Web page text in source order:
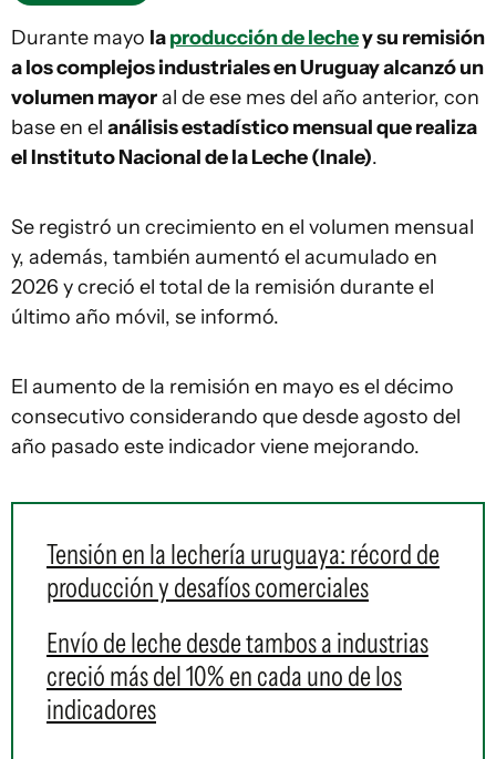
Durante mayo laproducción de lechey su remisión
a los complejos industriales en Uruguay alcanzó un
volumen mayoral de ese mes del año anterior, con
base en el análisis estadístico mensual que realiza
el Instituto Nacional de la Leche (Inale).
Se registró un crecimiento en el volumen mensual
y, además, también aumentó el acumulado en
2026 y creció el total de la remisión durante el
último año móvil, se informó.
El aumento de la remisión en mayo es el décimo
consecutivo considerando que desde agosto del
año pasado este indicador viene mejorando.
Tensión en la lechería uruguaya: récord de
producción y desafíos comerciales
Envío de leche desde tambos a industrias
creció más del 10% en cada uno de los
indicadores